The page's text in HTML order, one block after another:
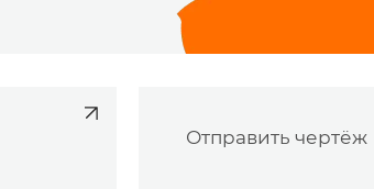
Отправить чертёж